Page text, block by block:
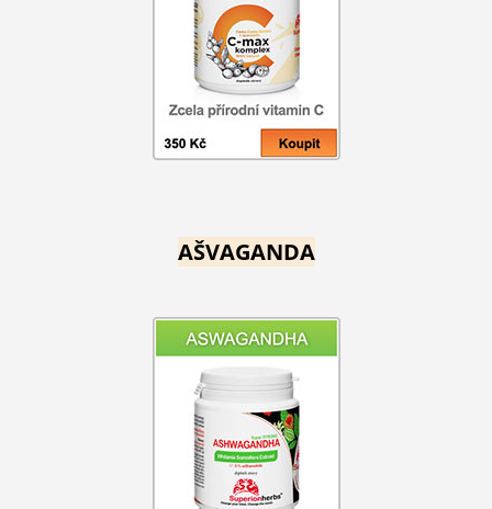
AŠVAGANDA